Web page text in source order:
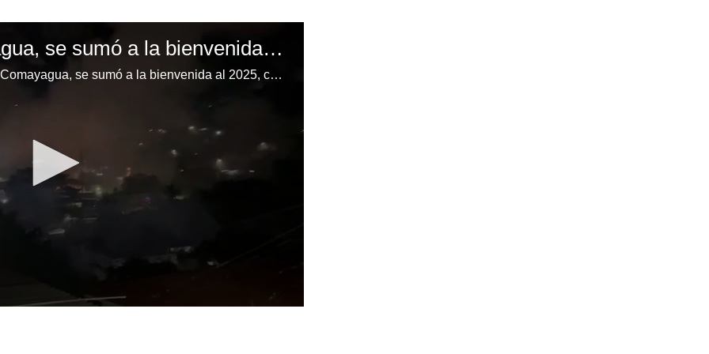
La Libertad, Comayagua, se sumó a la bienvenida al 2025
Con luces y cohetes La Libertad, Comayagua, se sumó a la bienvenida al 2025, compartieron vecinos a través de redes sociales